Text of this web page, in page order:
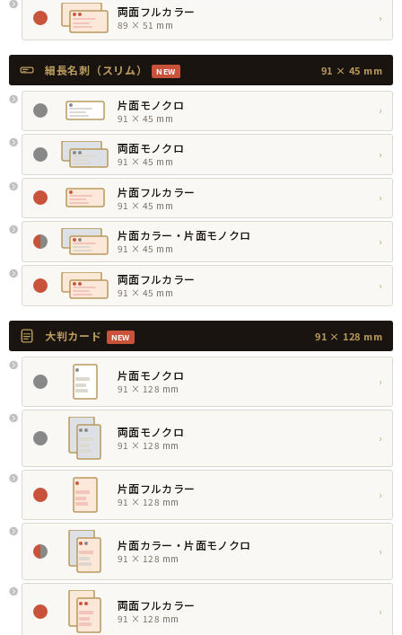
両面フルカラー
89 × 51 mm
›
細長名刺（スリム） NEW 91 × 45 mm
片面モノクロ
91 × 45 mm
›
両面モノクロ
91 × 45 mm
›
片面フルカラー
91 × 45 mm
›
片面カラー・片面モノクロ
91 × 45 mm
›
両面フルカラー
91 × 45 mm
›
大判カード NEW 91 × 128 mm
片面モノクロ
91 × 128 mm
›
両面モノクロ
91 × 128 mm
›
片面フルカラー
91 × 128 mm
›
片面カラー・片面モノクロ
91 × 128 mm
›
両面フルカラー
91 × 128 mm
›